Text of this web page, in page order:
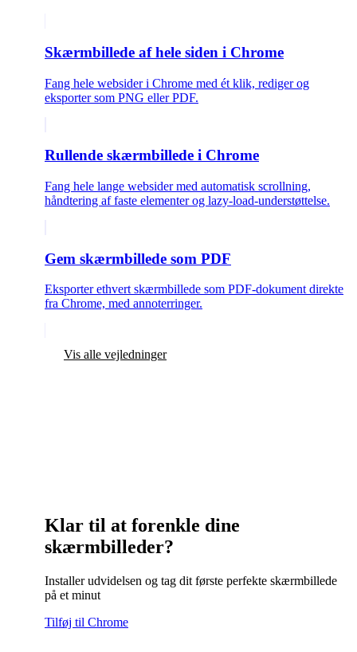
Skærmbillede af hele siden i Chrome
Fang hele websider i Chrome med ét klik, rediger og
eksporter som PNG eller PDF.
Rullende skærmbillede i Chrome
Fang hele lange websider med automatisk scrollning,
håndtering af faste elementer og lazy-load-understøttelse.
Gem skærmbillede som PDF
Eksporter ethvert skærmbillede som PDF-dokument direkte
fra Chrome, med annoterringer.
Vis alle vejledninger
Klar til at forenkle dine
skærmbilleder?
Installer udvidelsen og tag dit første perfekte skærmbillede
på et minut
Tilføj til Chrome